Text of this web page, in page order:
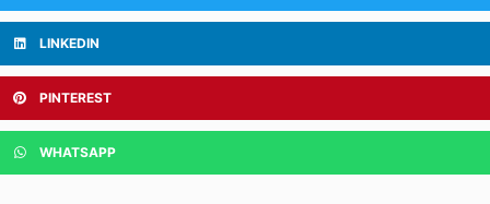
LINKEDIN
PINTEREST
WHATSAPP